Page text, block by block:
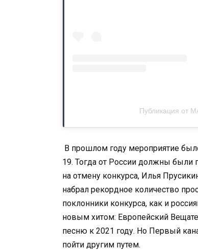
Публикация от
В прошлом году мероприятие
19. Тогда от России должны были
на отмену конкурса, Илья
набрал рекордное количество
поклонники конкурса, как и
новым хитом: Европейский
песню к 2021 году. Но Первый
пойти другим путем.